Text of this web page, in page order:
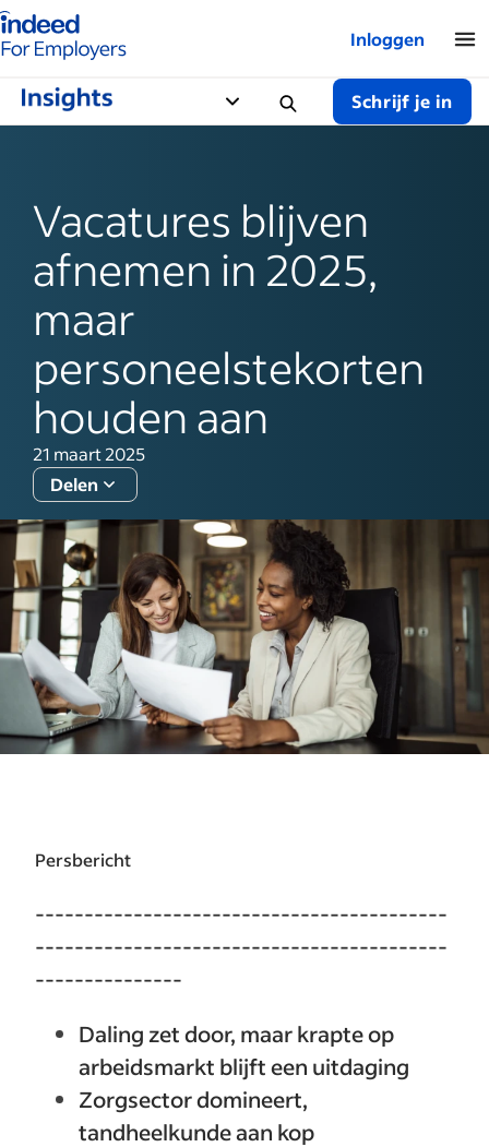
van Indeed - Voor werkgevers
Inloggen
Schrijf je in
Vacatures blijven
afnemen in 2025,
maar
personeelstekorten
houden aan
21 maart 2025
Delen
Persbericht
------------------------------------------
------------------------------------------
---------------
Daling zet door, maar krapte op
arbeidsmarkt blijft een uitdaging
Zorgsector domineert,
tandheelkunde aan kop